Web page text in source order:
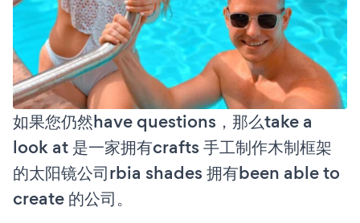
如果您仍然have questions，那么take a
look at 是一家拥有crafts 手工制作木制框架
的太阳镜公司rbia shades 拥有been able to
create 的公司。